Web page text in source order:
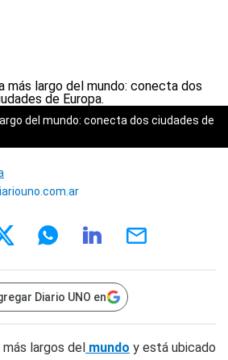
del mundo: conecta dos ciudades de
Diario UNO en
largos del mundo y está ubicado